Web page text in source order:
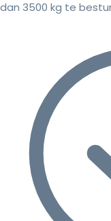
dan 3500 kg te